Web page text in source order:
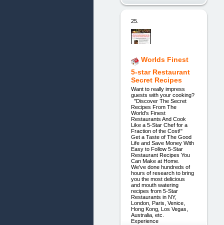
25.
Worlds Finest
5-star Restaurant
Secret Recipes
Want to really impress
guests with your cooking?
"Discover The Secret
Recipes From The
World's Finest
Restaurants And Cook
Like a 5-Star Chef for a
Fraction of the Cost!"
Get a Taste of The Good
Life and Save Money With
Easy to Follow 5-Star
Restaurant Recipes You
Can Make at Home.
We've done hundreds of
hours of research to bring
you the most delicious
and mouth watering
recipes from 5-Star
Restaurants in NY,
London, Paris, Venice,
Hong Kong, Los Vegas,
Australia, etc.
Experience